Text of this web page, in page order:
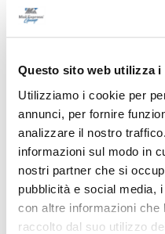
Questo sito web utilizza i
Utilizziamo i cookie per
annunci, per fornire
analizzare il nostro
informazioni sul modo in
nostri partner che si
pubblicità e social media,
con altre informazioni che
raccolto dal suo utilizzo